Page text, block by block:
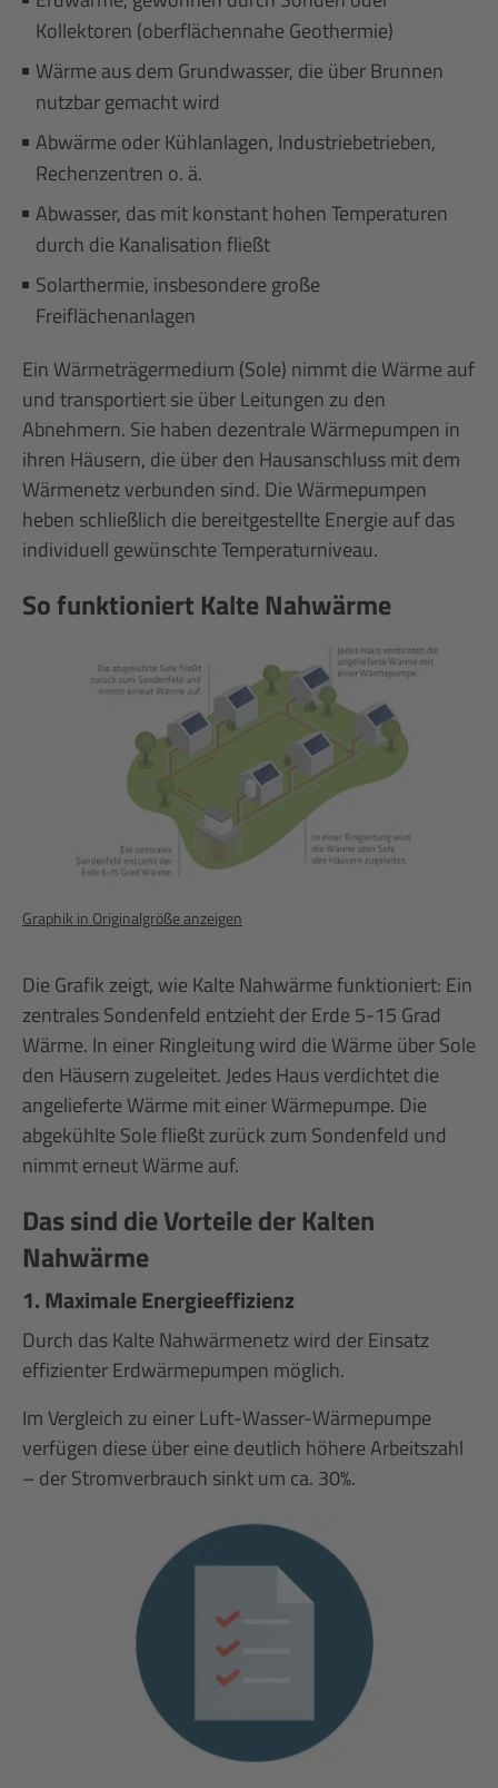
Kollektoren (oberflächennahe Geothermie)
Wärme aus dem Grundwasser, die über Brunnen
nutzbar gemacht wird
Abwärme oder Kühlanlagen, Industriebetrieben,
Rechenzentren o. ä.
Abwasser, das mit konstant hohen Temperaturen
durch die Kanalisation fließt
Solarthermie, insbesondere große
Freiflächenanlagen
Ein Wärmeträgermedium (Sole) nimmt die Wärme auf
und transportiert sie über Leitungen zu den
Abnehmern. Sie haben dezentrale Wärmepumpen in
ihren Häusern, die über den Hausanschluss mit dem
Wärmenetz verbunden sind. Die Wärmepumpen
heben schließlich die bereitgestellte Energie auf das
individuell gewünschte Temperaturniveau.
So funktioniert Kalte Nahwärme
Graphik in Originalgröße anzeigen
Die Grafik zeigt, wie Kalte Nahwärme funktioniert: Ein
zentrales Sondenfeld entzieht der Erde 5-15 Grad
Wärme. In einer Ringleitung wird die Wärme über Sole
den Häusern zugeleitet. Jedes Haus verdichtet die
angelieferte Wärme mit einer Wärmepumpe. Die
abgekühlte Sole fließt zurück zum Sondenfeld und
nimmt erneut Wärme auf.
Das sind die Vorteile der Kalten
Nahwärme
1. Maximale Energieeffizienz
Durch das Kalte Nahwärmenetz wird der Einsatz
effizienter Erdwärmepumpen möglich.
Im Vergleich zu einer Luft-Wasser-Wärmepumpe
verfügen diese über eine deutlich höhere Arbeitszahl
– der Stromverbrauch sinkt um ca. 30%.